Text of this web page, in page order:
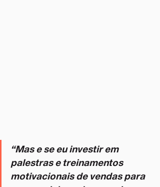
“Mas e se eu investir em
palestras e treinamentos
motivacionais de vendas para